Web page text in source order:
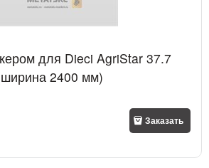
для Dieci AgriStar 37.7
2400 мм)
Заказать